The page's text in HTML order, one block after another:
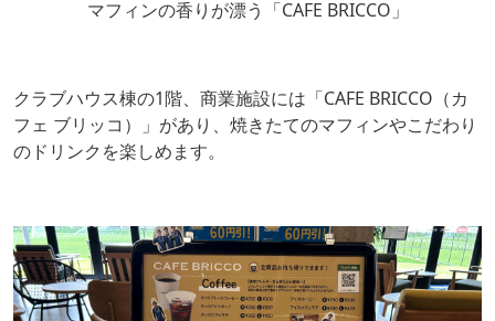
マフィンの香りが漂う「CAFE BRICCO」
クラブハウス棟の1階、商業施設には「CAFE BRICCO（カ
フェ ブリッコ）」があり、焼きたてのマフィンやこだわり
のドリンクを楽しめます。